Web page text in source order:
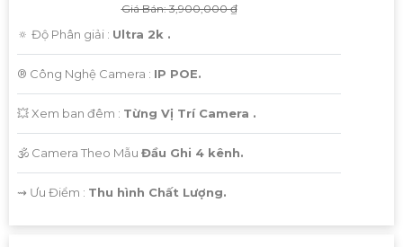
Giá Bán: 3,900,000 ₫
🔅 Độ Phân giải : Ultra 2k .
®️ Công Nghệ Camera : IP POE.
💥 Xem ban đêm : Từng Vị Trí Camera .
🕉️ Camera Theo Mẫu Đầu Ghi 4 kênh.
️⇝ Ưu Điểm : Thu hình Chất Lượng.